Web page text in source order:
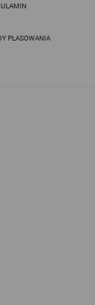
PLASOWANIA
w ramach tzw.
do potrzeb
Sp. z
o. Sp.
z o. o. Sp. k.), z
do rejestru
prowadzonego
XIII
pod
527-275-18-81,
wykorzystuje
przez
korzystania
dokument.